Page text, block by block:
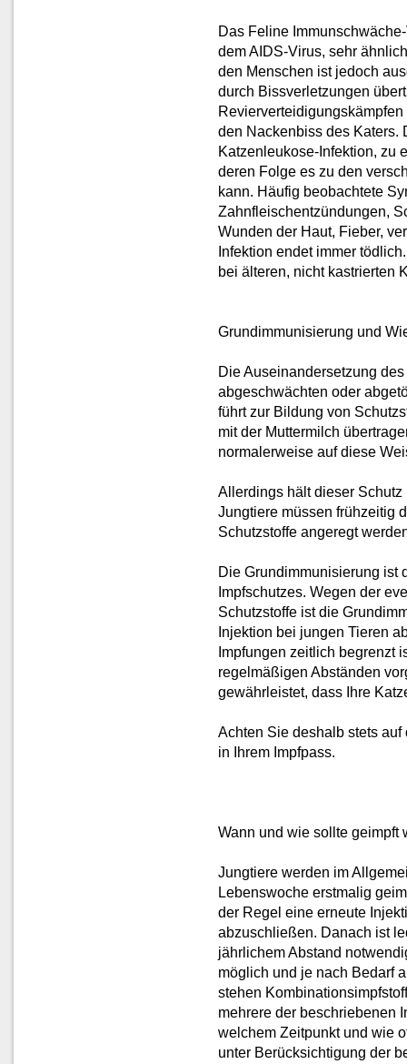
Das Feline
dem AIDS-Virus, sehr
den Menschen ist jedoch
durch Bissverletzungen
den Nackenbiss des Katers.
Katzenleukose-Infektion, zu
deren Folge es zu den
kann. Häufig beobachtete
Zahnfleischentzündungen,
Wunden der Haut, Fieber,
Infektion endet immer
bei älteren, nicht kastrierten
Grundimmunisierung und
Die Auseinandersetzung
abgeschwächten oder
führt zur Bildung von
mit der Muttermilch
normalerweise auf diese
Allerdings hält dieser
Jungtiere müssen frühzeitig
Schutzstoffe angeregt
Die Grundimmunisierung ist
Impfschutzes. Wegen der
Schutzstoffe ist die
Injektion bei jungen Tieren
Impfungen zeitlich begrenzt
regelmäßigen Abständen
gewährleistet, dass Ihre
Achten Sie deshalb stets
in Ihrem Impfpass.
Wann und wie sollte geimpft
Jungtiere werden im
Lebenswoche erstmalig
der Regel eine erneute
abzuschließen. Danach ist
jährlichem Abstand
möglich und je nach Bedarf
stehen
mehrere der beschriebenen
welchem Zeitpunkt und wie
unter Berücksichtigung der